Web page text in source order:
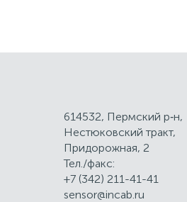
614532, Пермский р‑н,
Нестюковский тракт,
Придорожная, 2
Тел./факс:
+7 (342) 211-41-41
sensor@incab.ru